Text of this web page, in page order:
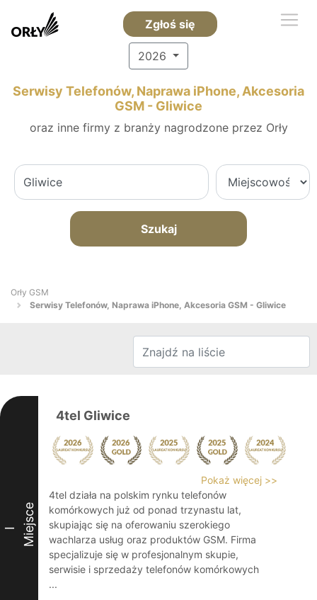
Zgłoś się
2026
Serwisy Telefonów, Naprawa iPhone, Akcesoria
GSM - Gliwice
oraz inne firmy z branży nagrodzone przez Orły
Szukaj
Orły GSM
Serwisy Telefonów, Naprawa iPhone, Akcesoria GSM - Gliwice
I Miejsce
4tel Gliwice
Pokaż więcej >>
4tel działa na polskim rynku telefonów
komórkowych już od ponad trzynastu lat,
skupiając się na oferowaniu szerokiego
wachlarza usług oraz produktów GSM. Firma
specjalizuje się w profesjonalnym skupie,
serwisie i sprzedaży telefonów komórkowych
...